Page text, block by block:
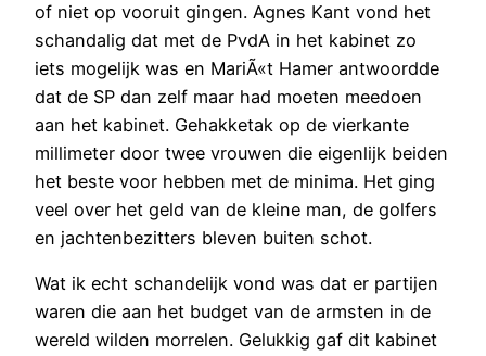
of niet op vooruit gingen. Agnes Kant vond het
schandalig dat met de PvdA in het kabinet zo
iets mogelijk was en MariÃ«t Hamer antwoordde
dat de SP dan zelf maar had moeten meedoen
aan het kabinet. Gehakketak op de vierkante
millimeter door twee vrouwen die eigenlijk beiden
het beste voor hebben met de minima. Het ging
veel over het geld van de kleine man, de golfers
en jachtenbezitters bleven buiten schot.
Wat ik echt schandelijk vond was dat er partijen
waren die aan het budget van de armsten in de
wereld wilden morrelen. Gelukkig gaf dit kabinet